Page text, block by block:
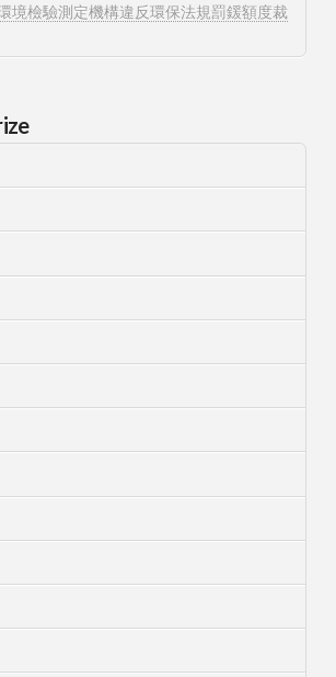
境檢驗測定機構違反環保法規罰鍰額度裁